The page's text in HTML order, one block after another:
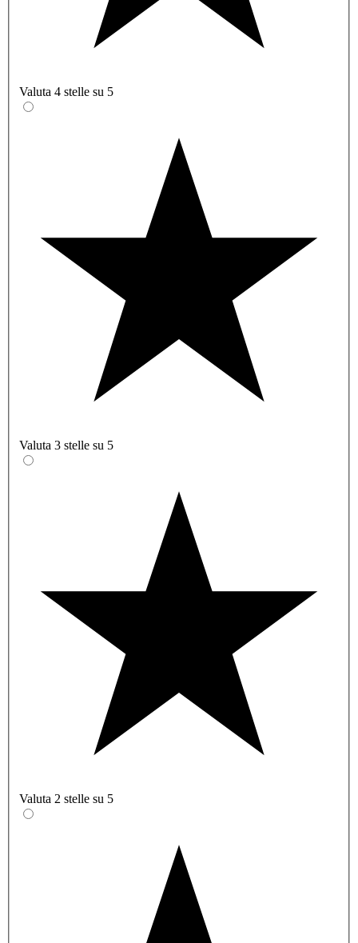
Valuta 4 stelle su 5
Valuta 3 stelle su 5
Valuta 2 stelle su 5